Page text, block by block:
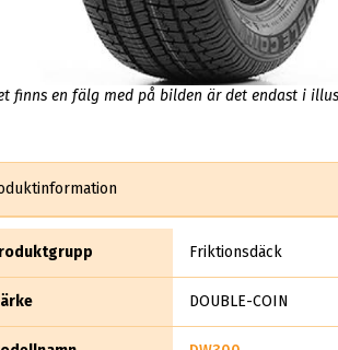
finns en fälg med på bilden är det endast i
Friktionsdäck
DOUBLE-COIN